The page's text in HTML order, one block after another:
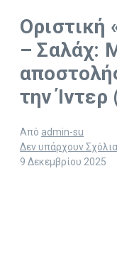
Οριστική
– Σαλάχ:
την Ίντερ
Από admin-su
Δεν υπάρχουν Σχόλια
9 Δεκεμβρίου 2025